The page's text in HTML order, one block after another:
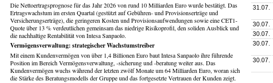
Die Nettoertragsprognose für das Jahr 2026 von rund 10 Milliarden Euro wurde bestätigt. Das
Ertragswachstum im ersten Quartal (gestützt auf Gebühren- und Provisionserträge und
Versicherungserträge), die geringeren Kosten und Provisionsaufwendungen sowie eine CET1-
Quote über 13 % verdeutlichen gemeinsam das niedrige Risikoprofil, den soliden Ausblick und
die nachhaltige Rentabilität von Intesa Sanpaolo.
Vermögensverwaltung: strategischer Wachstumstreiber
Mit einem Kundenvermögen von über 1,4 Billionen Euro baut Intesa Sanpaolo ihre führende
Position im Bereich Vermögensverwaltung, -sicherung und -beratung weiter aus. Das
Kundenvermögen wuchs während der letzten zwölf Monate um 64 Milliarden Euro, woran sich
die Stärke des Beratungsmodells der Gruppe und das fortgesetzte Vertrauen der Kunden zeigt.
31.07.
30.07.
30.07.
30.07.
30.07.